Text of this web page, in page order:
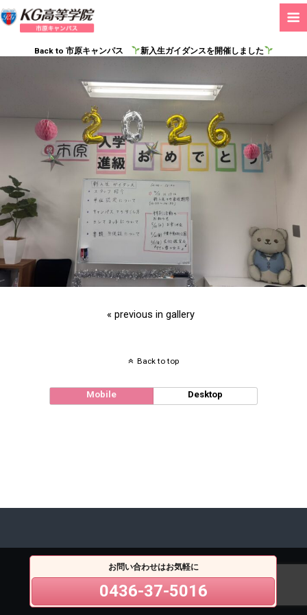
Back to 市原キャンパス 新入生ガイダンスを開催しました
« previous in gallery
Back to top
Mobile Desktop
お問い合わせはお気軽に
0436-37-5016